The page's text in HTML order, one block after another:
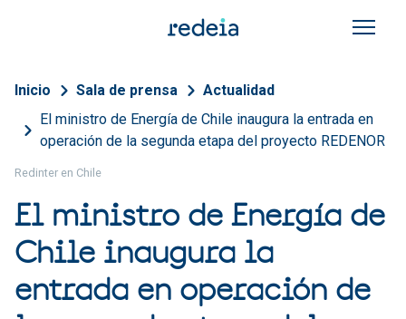
Sobrescribir enlaces de
Inicio Sala de prensa
Actualidad
El ministro de Energía de Chile inaugura la entrada en
operación de la segunda etapa del proyecto REDENOR
Redinter en Chile
El ministro de Energía de
Chile inaugura la
entrada en operación de